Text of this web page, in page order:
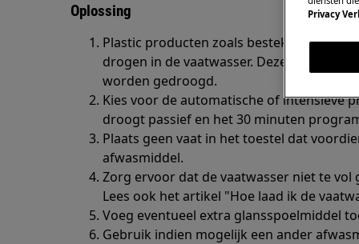
Oplossing
Plastic producten zoals bestek,
drogen in de vaatwasser. Deze
worden gedroogd.
Kies voor de automatische of intensieve
droogt passief en het 30 minuten
Plaats geen vaat in het toestel dat
afwasmiddel.
Zorg ervoor dat de vaatwasser niet te
Lees ook het artikel "Hoe laad ik de
Voeg eventueel extra glansspoelmiddel
Gebruik indien mogelijk een ander
Privacy